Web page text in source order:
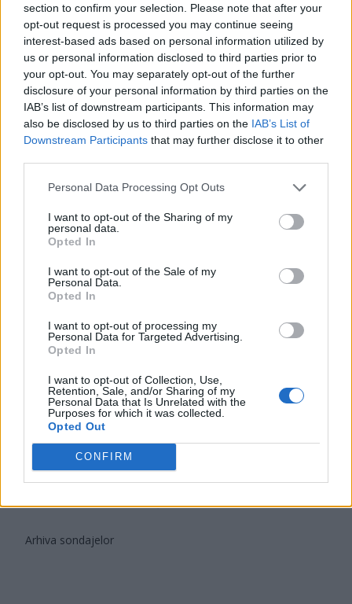
section to confirm your selection. Please note that after your
opt-out request is processed you may continue seeing
interest-based ads based on personal information utilized by
us or personal information disclosed to third parties prior to
your opt-out. You may separately opt-out of the further
disclosure of your personal information by third parties on the
IAB’s list of downstream participants. This information may
also be disclosed by us to third parties on the IAB’s List of
Downstream Participants that may further disclose it to other
Personal Data Processing Opt Outs
I want to opt-out of the Sharing of my
personal data.
Opted In
I want to opt-out of the Sale of my
Personal Data.
Opted In
I want to opt-out of processing my
Personal Data for Targeted Advertising.
Opted In
I want to opt-out of Collection, Use,
Retention, Sale, and/or Sharing of my
Personal Data that Is Unrelated with the
Purposes for which it was collected.
Opted Out
CONFIRM
AUR
UDMR
PMP (Tomac)
Forța Dreptei (L. Orban)
PNȚMM
REPER
SENS
SOS (Șoșoacă)
PACE (Peia)
PDF (Lazarus)
PUSL (D. Voiculescu)
PNȚCD (Pavelescu)
PNCR (Terheș)
FAR (Coarnă)
România pe Primul Loc (Ponta)
Altul
Arată rezultatele
Arhiva sondajelor